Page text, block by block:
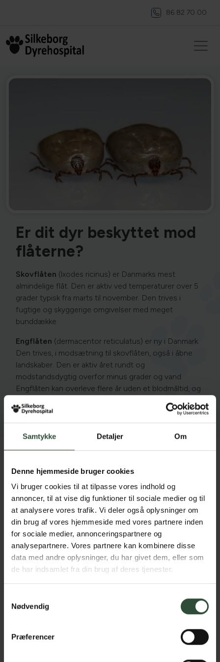
Samtykke Detaljer Om
Denne hjemmeside bruger cookies
Vi bruger cookies til at tilpasse vores indhold og
annoncer, til at vise dig funktioner til sociale medier og til
at analysere vores trafik. Vi deler også oplysninger om
din brug af vores hjemmeside med vores partnere inden
for sociale medier, annonceringspartnere og
analysepartnere. Vores partnere kan kombinere disse
data med andre oplysninger, du har givet dem, eller som
de har indsamlet fra din brug af deres tjenester.
Nødvendig
Præferencer
86 82 70 00
Hvad leder du efter?
Er dit dyr beskyttet mod
flåterne?
Skovflåten (lxodes ricinus) er Danmarks mest
almindelige flåt. Den er aktiv ved temperaturer over 5
grader typisk fra marts til november. Den trives i
fugtige og skyggerige omgivelser med meget
bunddække.
Engflåten (dermacentor reticulatus) er ny i Danmark.
Den trives, i modsætning til skovflåten, også i åbne
landskaber. Den er aktiv året rundt og
modstandsdygtig overfor minus grader og vand.
Engflåten kan overleve flere år uden et blodmåltid, og
er ikke kræsen hvad angår dyrearter. Da engflåten kan
overleve frostvejr er der hermed en risiko for flåtbid
hele året.
sygdomme såsom:
Anaplasmose, der er en bakterie, som kan
smitte katte, hunde og mennesker. Smitten
kan overføres efter 24 timer, og sygdommen
kan være dødelig.
Borreliose, der overføres af borreliabaktieren
kan forårsage feber og lammelser hos hunde
og mennesker. Overførslen sker tidligst 24
kan både ramme katte, hunde og mennesker.
Virussen kan føre til krampeanfald, lammelser
med det samme når flåten bider.
Bebesia canis, der er en mikroskopisk parasit,